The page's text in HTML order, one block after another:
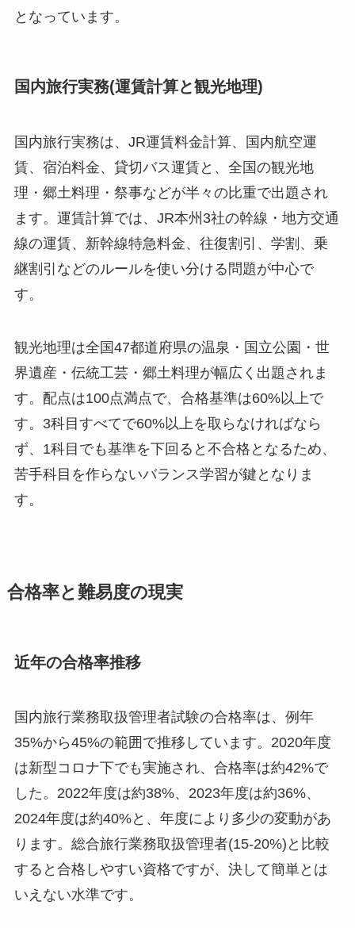
となっています。
国内旅行実務(運賃計算と観光地理)
国内旅行実務は、JR運賃料金計算、国内航空運
賃、宿泊料金、貸切バス運賃と、全国の観光地
理・郷土料理・祭事などが半々の比重で出題され
ます。運賃計算では、JR本州3社の幹線・地方交通
線の運賃、新幹線特急料金、往復割引、学割、乗
継割引などのルールを使い分ける問題が中心で
す。
観光地理は全国47都道府県の温泉・国立公園・世
界遺産・伝統工芸・郷土料理が幅広く出題されま
す。配点は100点満点で、合格基準は60%以上で
す。3科目すべてで60%以上を取らなければなら
ず、1科目でも基準を下回ると不合格となるため、
苦手科目を作らないバランス学習が鍵となりま
す。
合格率と難易度の現実
近年の合格率推移
国内旅行業務取扱管理者試験の合格率は、例年
35%から45%の範囲で推移しています。2020年度
は新型コロナ下でも実施され、合格率は約42%で
した。2022年度は約38%、2023年度は約36%、
2024年度は約40%と、年度により多少の変動があ
ります。総合旅行業務取扱管理者(15-20%)と比較
すると合格しやすい資格ですが、決して簡単とは
いえない水準です。